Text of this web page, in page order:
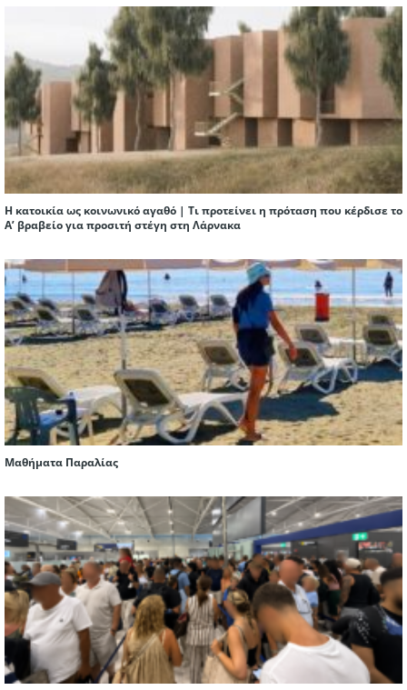
Η κατοικία ως κοινωνικό αγαθό | Τι προτείνει η πρόταση που κέρδισε το
Α’ βραβείο για προσιτή στέγη στη Λάρνακα
Μαθήματα Παραλίας